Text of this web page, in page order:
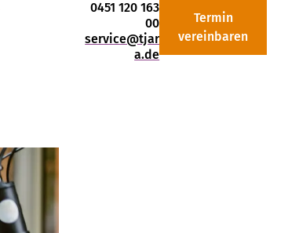
0451 120 163
00
service@tjar
a.de
Termin
vereinbaren